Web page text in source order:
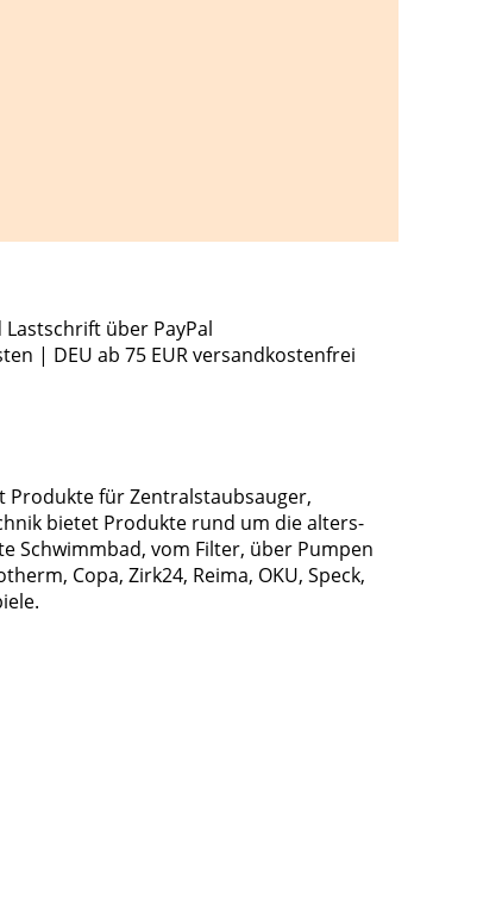
über PayPal
| DEU ab 75 EUR versandkostenfrei
Produkte für Zentralstaubsauger,
bietet Produkte rund um die alters-
Schwimmbad, vom Filter, über Pumpen
Copa, Zirk24, Reima, OKU, Speck,